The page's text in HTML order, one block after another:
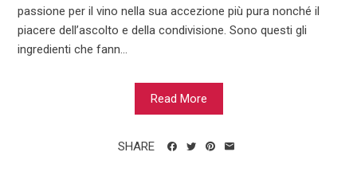
passione per il vino nella sua accezione più pura nonché il
piacere dell’ascolto e della condivisione. Sono questi gli
ingredienti che fann...
Read More
SHARE